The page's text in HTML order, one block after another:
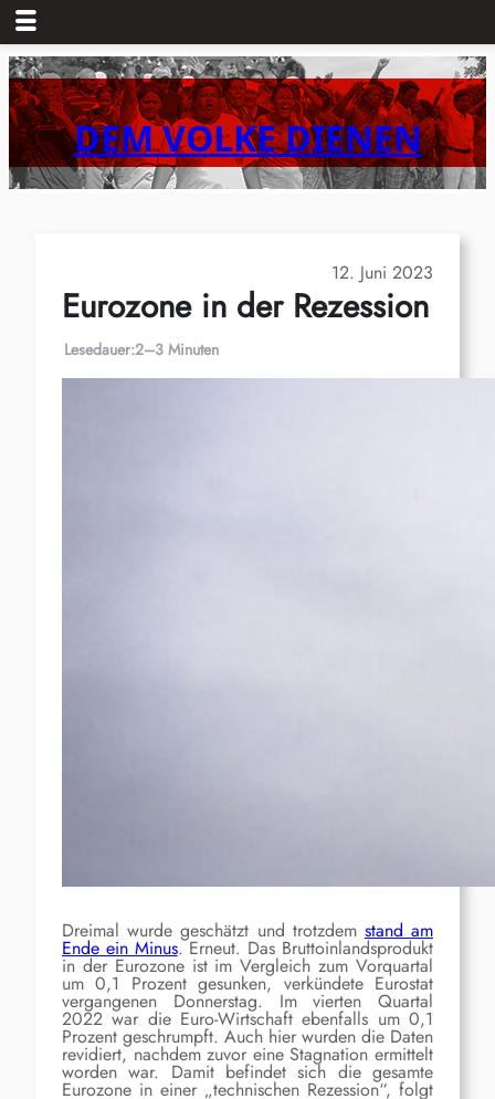
Zum
Inhalt
springenDEM VOLKE DIENEN
12. Juni 2023
Eurozone in der Rezession
Lesedauer:2–3 Minuten
Dreimal wurde geschätzt und trotzdem stand am
Ende ein Minus. Erneut. Das Bruttoinlandsprodukt
in der Eurozone ist im Vergleich zum Vorquartal
um 0,1 Prozent gesunken, verkündete Eurostat
vergangenen Donnerstag. Im vierten Quartal
2022 war die Euro-Wirtschaft ebenfalls um 0,1
Prozent geschrumpft. Auch hier wurden die Daten
revidiert, nachdem zuvor eine Stagnation ermittelt
worden war. Damit befindet sich die gesamte
Eurozone in einer „technischen Rezession“, folgt